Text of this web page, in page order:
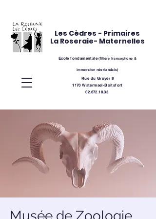
Ecole fondamentale(filière francophone &
immersion néerlandais)
Rue du Gruyer 8
1170 Watermael-Boitsfort
02.672.18.33
Les Cèdres - Primaires
La Roseraie- Maternelles